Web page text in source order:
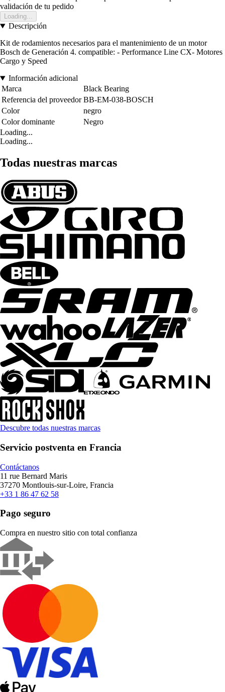
validación de tu pedido
Loading...
Descripción
Kit de rodamientos necesarios para el mantenimiento de un motor
Bosch de Generación 4. compatible: - Performance Line CX- Motores
Cargo y Speed
Información adicional
Marca
Black Bearing
Referencia del proveedor BB-EM-038-BOSCH
Color
negro
Color dominante
Negro
Loading...
Loading...
Todas nuestras marcas
Descubre todas nuestras marcas
Servicio postventa en Francia
Contáctanos
11 rue Bernard Maris
37270 Montlouis-sur-Loire, Francia
+33 1 86 47 62 58
Pago seguro
Compra en nuestro sitio con total confianza